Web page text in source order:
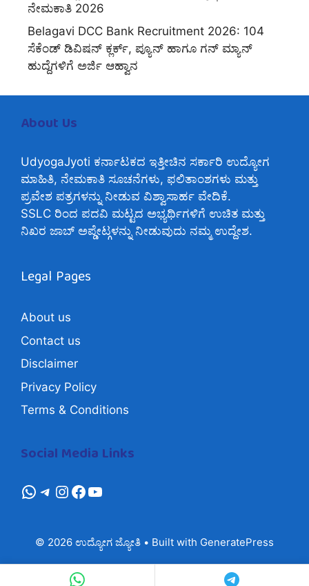
ನೇಮಕಾತಿ 2026
Belagavi DCC Bank Recruitment 2026: 104
ಸೆಕೆಂಡ್ ಡಿವಿಷನ್ ಕ್ಲರ್ಕ್, ಪ್ಯೂನ್ ಹಾಗೂ ಗನ್ ಮ್ಯಾನ್
ಹುದ್ದೆಗಳಿಗೆ ಅರ್ಜಿ ಆಹ್ವಾನ
About Us
UdyogaJyoti ಕರ್ನಾಟಕದ ಇತ್ತೀಚಿನ ಸರ್ಕಾರಿ ಉದ್ಯೋಗ
ಮಾಹಿತಿ, ನೇಮಕಾತಿ ಸೂಚನೆಗಳು, ಫಲಿತಾಂಶಗಳು ಮತ್ತು
ಪ್ರವೇಶ ಪತ್ರಗಳನ್ನು ನೀಡುವ ವಿಶ್ವಾಸಾರ್ಹ ವೇದಿಕೆ.
SSLC ರಿಂದ ಪದವಿ ಮಟ್ಟದ ಅಭ್ಯರ್ಥಿಗಳಿಗೆ ಉಚಿತ ಮತ್ತು
ನಿಖರ ಜಾಬ್ ಅಪ್ಡೇಟ್ಗಳನ್ನು ನೀಡುವುದು ನಮ್ಮ ಉದ್ದೇಶ.
Legal Pages
About us
Contact us
Disclaimer
Privacy Policy
Terms & Conditions
Social Media Links
whatsapp
Telegram
Instagram
Facebook
YouTube
© 2026 ಉದ್ಯೋಗ ಜ್ಯೋತಿ • Built with GeneratePress